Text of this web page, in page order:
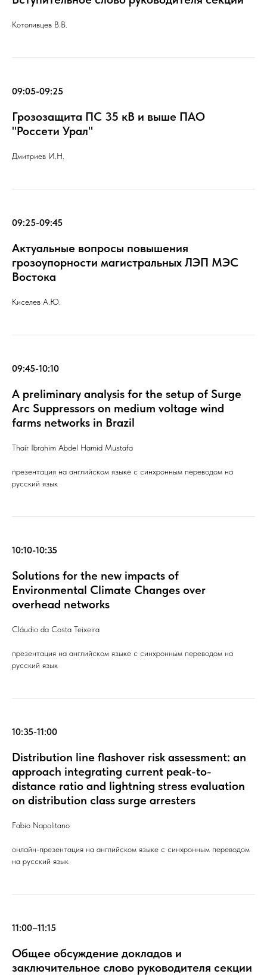
Котоливцев В.В.
09:05-09:25
Грозозащита ПС 35 кВ и выше ПАО
"Россети Урал"
Дмитриев И.Н.
09:25-09:45
Актуальные вопросы повышения
грозоупорности магистральных ЛЭП МЭС
Востока
Киселев А.Ю.
09:45-10:10
A preliminary analysis for the setup of Surge
Arc Suppressors on medium voltage wind
farms networks in Brazil
Thair Ibrahim Abdel Hamid Mustafa
презентация на английском языке с синхронным переводом на
русский язык
10:10-10:35
Solutions for the new impacts of
Environmental Climate Changes over
overhead networks
Cláudio da Costa Teixeira
презентация на английском языке с синхронным переводом на
русский язык
10:35-11:00
Distribution line flashover risk assessment: an
approach integrating current peak-to-
distance ratio and lightning stress evaluation
on distribution class surge arresters
Fabio Napolitano
онлайн-презентация на английском языке с синхронным переводом
на русский язык
11:00–11:15
Общее обсуждение докладов и
заключительное слово руководителя секции